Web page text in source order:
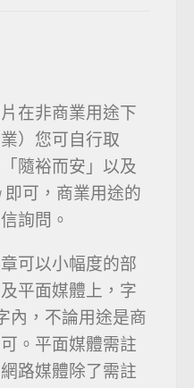
在非商業用途下
業）您可自行取
隨裕而安」以及
即可，商業用途的
詢問。
可以小幅度的部
平面媒體上，字
內，不論用途是商
。平面媒體需註
路媒體除了需註